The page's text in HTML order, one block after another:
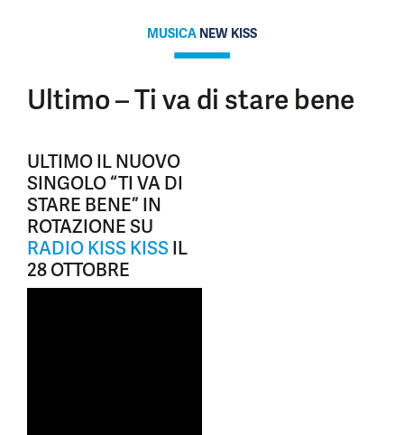
MUSICA NEW KISS
Ultimo – Ti va di stare bene
ULTIMO IL NUOVO
SINGOLO “TI VA DI
STARE BENE” IN
ROTAZIONE SU
RADIO KISS KISSIL
28 OTTOBRE